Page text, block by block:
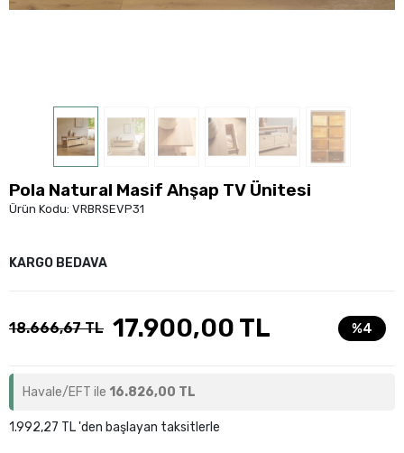
Pola Natural Masif Ahşap TV Ünitesi
Ürün Kodu: VRBRSEVP31
KARGO BEDAVA
18.666,67 TL 17.900,00 TL %4
Havale/EFT ile 16.826,00 TL
1.992,27 TL 'den başlayan taksitlerle